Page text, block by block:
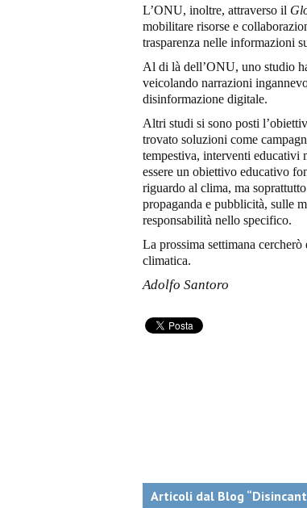
L’ONU, inoltre, attraverso il
mobilitare risorse e
trasparenza nelle informazioni
Al di là dell’ONU, uno studio
veicolando narrazioni
disinformazione digitale.
Altri studi si sono posti
trovato soluzioni come
tempestiva, interventi educativi
essere un obiettivo educativo
riguardo al clima, ma
propaganda e pubblicità, sulle
responsabilità nello specifico.
La prossima settimana
climatica.
Adolfo Santoro
Articoli dal Blog